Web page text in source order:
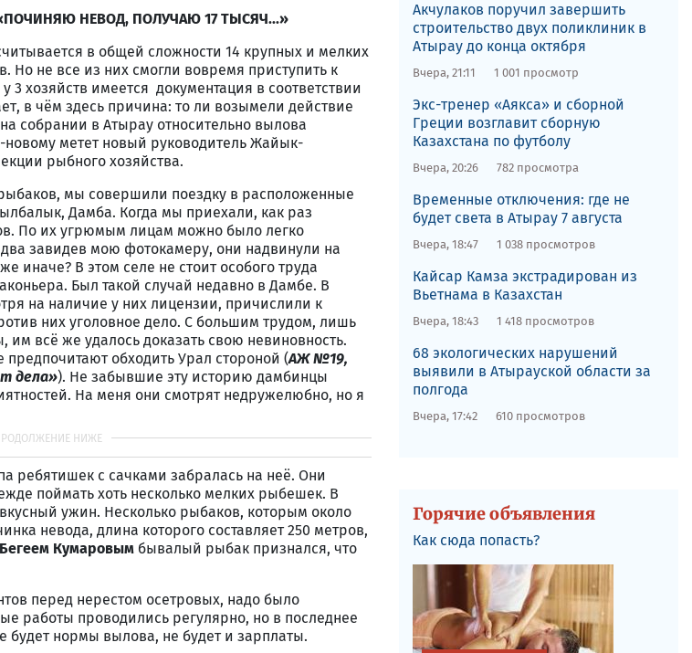
НЕВОД, ПОЛУЧАЮ 17 ТЫСЯЧ...»
в общей сложности 14 крупных и мелких
Но не все из них смогли вовремя приступить к
хозяйств имеется документация в соответствии
в чём здесь причина: то ли возымели действие
собрании в Атырау относительно вылова
новому метет новый руководитель Жайык-
рыбного хозяйства.
мы совершили поездку в расположенные
Дамба. Когда мы приехали, как раз
По их угрюмым лицам можно было легко
завидев мою фотокамеру, они надвинули на
иначе? В этом селе не стоит особого труда
Был такой случай недавно в Дамбе. В
на наличие у них лицензии, причислили к
них уголовное дело. С большим трудом, лишь
им всё же удалось доказать свою невиновность.
обходить Урал стороной (АЖ №19,
дела»). Не забывшие эту историю дамбинцы
На меня они смотрят недружелюбно, но я
ребятишек с сачками забралась на неё. Они
поймать хоть несколько мелких рыбешек. В
ужин. Несколько рыбаков, которым около
невода, длина которого составляет 250 метров,
Бегеем Кумаровым бывалый рыбак признался, что
перед нерестом осетровых, надо было
работы проводились регулярно, но в последнее
будет нормы вылова, не будет и зарплаты.
Акчулаков поручил завершить
строительство двух поликлиник в
Атырау до конца октября
Вчера, 21:11 1 001 просмотр
Экс-тренер «Аякса» и сборной
Греции возглавит сборную
Казахстана по футболу
Вчера, 20:26 782 просмотра
Временные отключения: где не
будет света в Атырау 7 августа
Вчера, 18:47 1 038 просмотров
Кайсар Камза экстрадирован из
Вьетнама в Казахстан
Вчера, 18:43 1 418 просмотров
68 экологических нарушений
выявили в Атырауской области за
полгода
Вчера, 17:42 610 просмотров
Горячие объявления
Как сюда попасть?